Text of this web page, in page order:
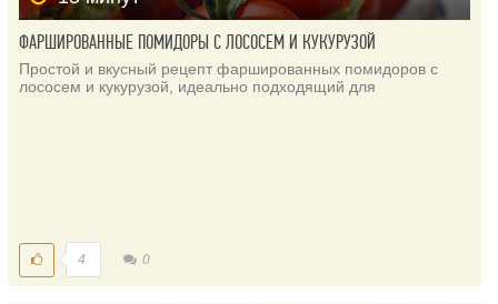
ФАРШИРОВАННЫЕ ПОМИДОРЫ С ЛОСОСЕМ И КУКУРУЗОЙ
Простой и вкусный рецепт фаршированных помидоров с
лососем и кукурузой, идеально подходящий для
4 0